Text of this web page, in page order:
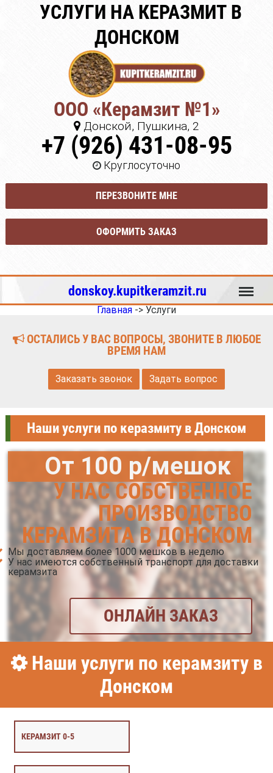
УСЛУГИ НА КЕРАЗМИТ В
ДОНСКОМ
ООО «Керамзит №1»
Донской, Пушкина, 2
+7 (926) 431-08-95
Круглосуточно
ПЕРЕЗВОНИТЕ МНЕ
ОФОРМИТЬ ЗАКАЗ
donskoy.kupitkeramzit.ru Меню
Главная -> Услуги
ОСТАЛИСЬ У ВАС ВОПРОСЫ, ЗВОНИТЕ В ЛЮБОЕ
ВРЕМЯ НАМ
Заказать звонок Задать вопрос
Наши услуги по керазмиту в Донском
От 100 р/мешок
У НАС СОБСТВЕННОЕ
ПРОИЗВОДСТВО
КЕРАМЗИТА В ДОНСКОМ
Мы доставляем более 1000 мешков в неделю
У нас имеются собственный транспорт для доставки
керамзита
ОНЛАЙН ЗАКАЗ
Наши услуги по керамзиту в
Донском
КЕРАМЗИТ 0-5